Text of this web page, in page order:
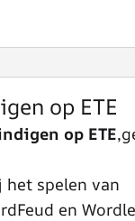
op ETE
op ETE
spelen van
en